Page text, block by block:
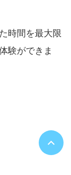
時間を最大限
験ができま